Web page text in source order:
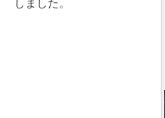
しました。